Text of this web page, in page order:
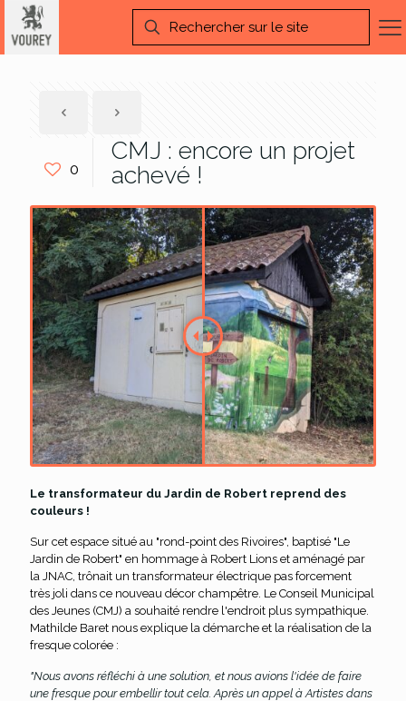
0
CMJ : encore un projet
achevé !
Le transformateur du Jardin de Robert reprend des
couleurs !
Sur cet espace situé au "rond-point des Rivoires", baptisé "Le
Jardin de Robert" en hommage à Robert Lions et aménagé par
la JNAC, trônait un transformateur électrique pas forcement
très joli dans ce nouveau décor champêtre. Le Conseil Municipal
des Jeunes (CMJ) a souhaité rendre l'endroit plus sympathique.
Mathilde Baret nous explique la démarche et la réalisation de la
fresque colorée :
"Nous avons réfléchi à une solution, et nous avions l'idée de faire
une fresque pour embellir tout cela. Après un appel à Artistes dans